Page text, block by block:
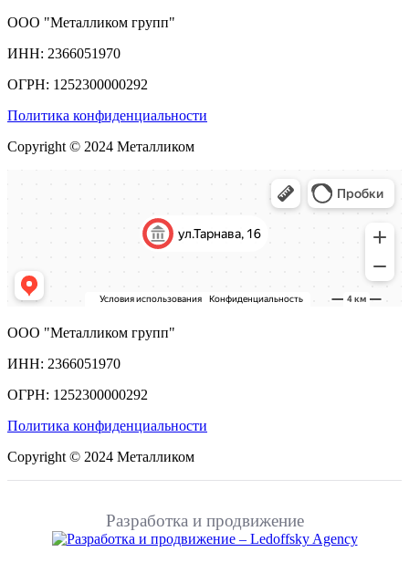
ООО "Металликом групп"
ИНН: 2366051970
ОГРН: 1252300000292
Политика конфиденциальности
Copyright © 2024 Металликом
ООО "Металликом групп"
ИНН: 2366051970
ОГРН: 1252300000292
Политика конфиденциальности
Copyright © 2024 Металликом
Разработка и продвижение